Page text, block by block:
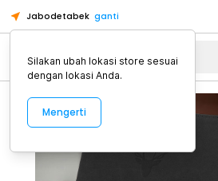
Jabodetabek ganti
Alat Kopi
Silakan ubah lokasi store sesuai
dengan lokasi Anda.
Mengerti